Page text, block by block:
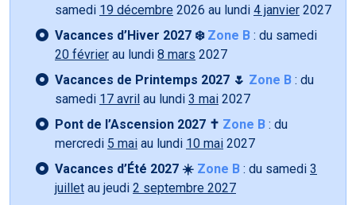
samedi 19 décembre 2026 au lundi 4 janvier 2027
Vacances d’Hiver 2027 ❄️ Zone B : du samedi
20 février au lundi 8 mars 2027
Vacances de Printemps 2027 🌷 Zone B : du
samedi 17 avril au lundi 3 mai 2027
Pont de l’Ascension 2027 ✝️ Zone B : du
mercredi 5 mai au lundi 10 mai 2027
Vacances d’Été 2027 ☀️ Zone B : du samedi 3
juillet au jeudi 2 septembre 2027